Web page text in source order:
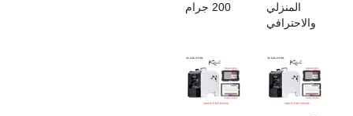
200 جرام
المنزلي
والاحترافي